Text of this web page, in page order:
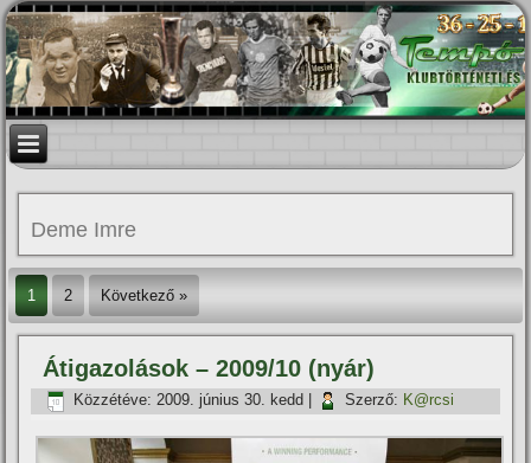
Deme Imre
1 2 Következő »
Átigazolások – 2009/10 (nyár)
Közzétéve: 2009. június 30. kedd Szerző: K@rcsi